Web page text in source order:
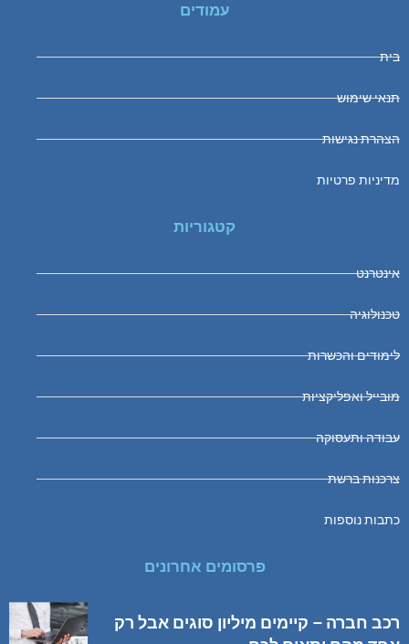
עמודים
בית
תנאי שימוש
הצהרת נגישות
מדיניות פרטיות
קטגוריות
אינטרנט
טכנולוגיה
לימודים והכשרות
מובייל ואפליקציות
עבודה ותעסוקה
צרכנות ברשת
כתבות נוספות
פרסומים אחרונים
רכב חברה – קיימים מיליון סוגים אבל רק